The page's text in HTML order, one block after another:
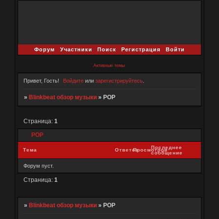
Форум Участники Поиск Регистрация Войти
Активные темы
Привет, Гость! Войдите илизарегистрируйтесь
» Blinkbeat обзор музыки » POP
POP
Страница: 1
Тема ОтветовПросмотров
Последнее
сообщение
Форум пуст.
Страница: 1
» Blinkbeat обзор музыки » POP